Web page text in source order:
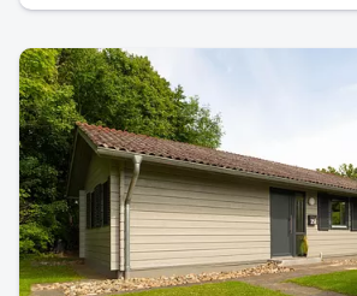
Ferienhaus Weidenkate | Ferienhaus